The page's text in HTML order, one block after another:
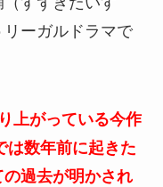
ーガルドラマで
上がっている今作
は数年前に起きた
過去が明かされ